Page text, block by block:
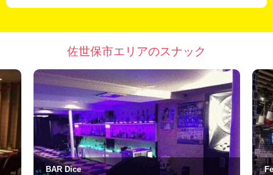
佐世保市エリアのスナック
Feliz